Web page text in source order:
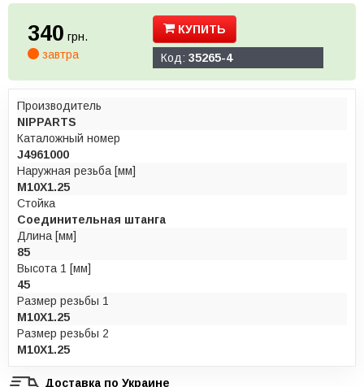
340 грн.
завтра
КУПИТЬ
Код: 35265-4
Производитель
NIPPARTS
Каталожный номер
J4961000
Наружная резьба [мм]
M10X1.25
Стойка
Соединительная штанга
Длина [мм]
85
Высота 1 [мм]
45
Размер резьбы 1
M10X1.25
Размер резьбы 2
M10X1.25
Доставка по Украине